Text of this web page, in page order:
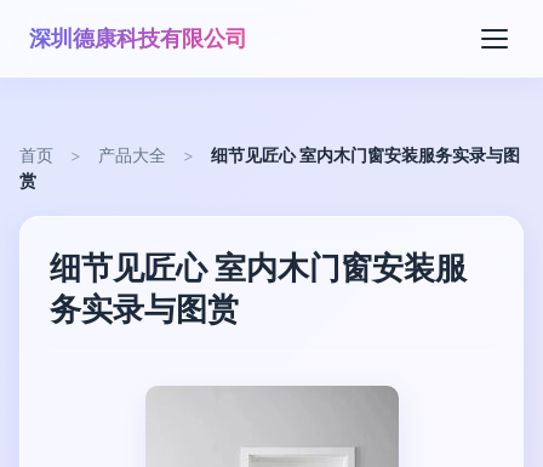
深圳德康科技有限公司
首页 > 产品大全 >
细节见匠心 室内木门窗安装服务实录与图
赏
细节见匠心 室内木门窗安装服
务实录与图赏